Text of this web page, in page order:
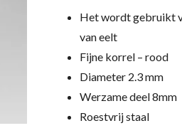
Het wordt gebruikt
van eelt
Fijne korrel – rood
Diameter 2.3 mm
Werzame deel 8mm
Roestvrij staal